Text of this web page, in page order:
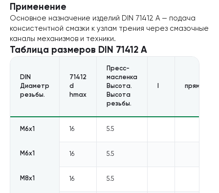
Применение
Основное назначение изделий DIN 71412 A — подача
консистентной смазки к узлам трения через смазочные
каналы механизмов и техники.
Таблица размеров DIN 71412 A
DIN
Диаметр
резьбы.
71412
d
hmax
Пресс-
масленка
Высота.
Высота
резьбы.
прямая
М6х1 16 5.5
М6х1 16 5.5
М8х1 16 5.5